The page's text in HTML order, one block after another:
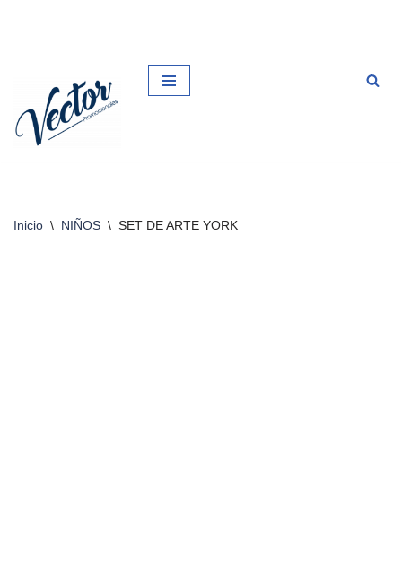
contenido
Inicio \ NIÑOS \ SET DE ARTE YORK